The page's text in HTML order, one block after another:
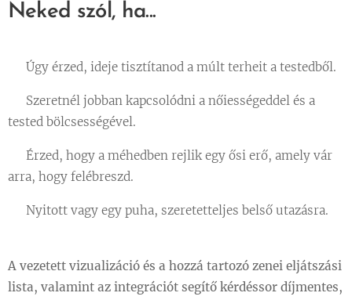
Neked szól, ha...
✔️ Úgy érzed, ideje tisztítanod a múlt terheit a testedből.
✔️ Szeretnél jobban kapcsolódni a nőiességeddel és a
tested bölcsességével.
✔️ Érzed, hogy a méhedben rejlik egy ősi erő, amely vár
arra, hogy felébreszd.
✔️ Nyitott vagy egy puha, szeretetteljes belső utazásra.
A vezetett vizualizáció és a hozzá tartozó zenei eljátszási
lista, valamint az integrációt segítő kérdéssor díjmentes,